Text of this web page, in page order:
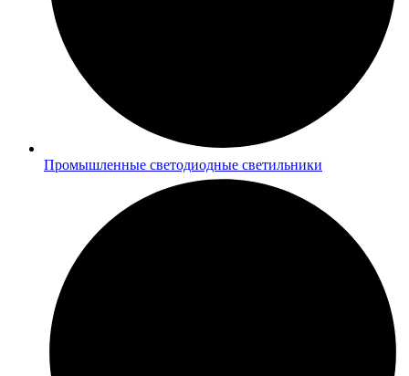
Промышленные светодиодные светильники